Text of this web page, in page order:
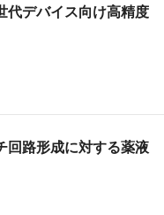
代デバイス向け高精度
回路形成に対する薬液